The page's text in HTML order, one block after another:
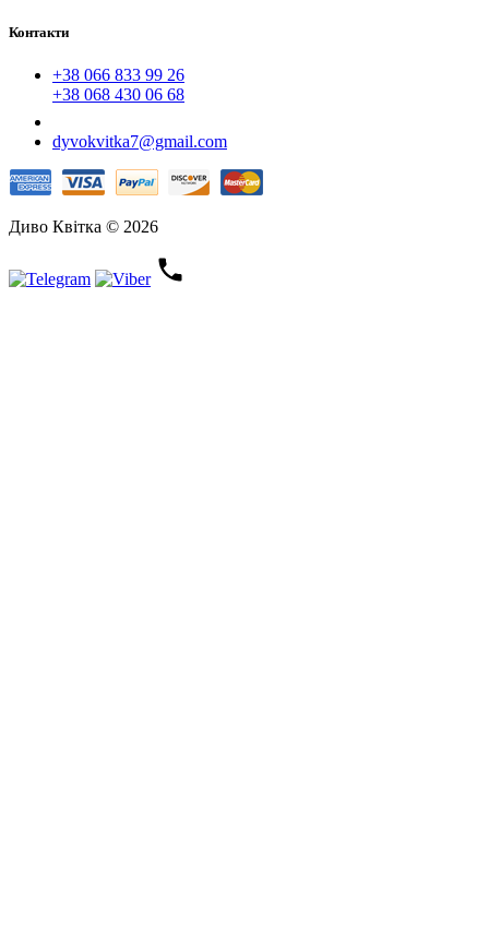
Контакти
+38 066 833 99 26
+38 068 430 06 68
dyvokvitka7@gmail.com
Диво Квітка © 2026